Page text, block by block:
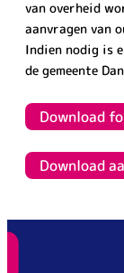
van overheid
aanvragen van
Indien nodig is
de gemeente
Download
Download